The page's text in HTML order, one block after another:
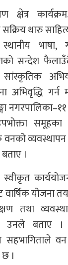
थारु
सन्देश
सांस्कृतिक
अभिवृद्धि गर्न
।
योजना
तथा
उनले बताए
सहभागिताले
।